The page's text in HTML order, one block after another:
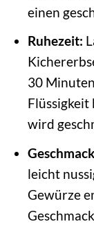
einen
Ruhezeit:
30
Flüssigkeit
wird
leicht
Gewürze